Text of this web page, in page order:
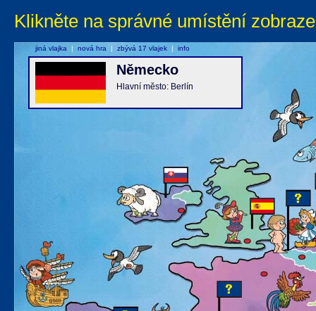
Klikněte na správné umístění
Německo
Hlavní město: Berlín
jiná vlajka | nová hra | zbývá 17 vlajek | info